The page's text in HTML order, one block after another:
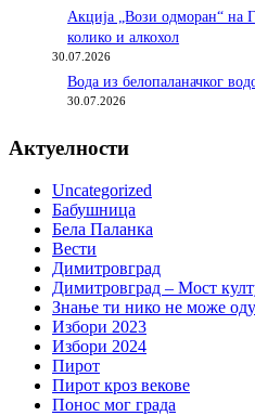
Акција „Вози одморан“ на
колико и алкохол
30.07.2026
Вода из белопаланачког
30.07.2026
Актуелности
Uncategorized
Бабушница
Бела Паланка
Вести
Димитровград
Димитровград – Мост
Знање ти нико не може
Избори 2023
Избори 2024
Пирот
Пирот кроз векове
Понос мог града